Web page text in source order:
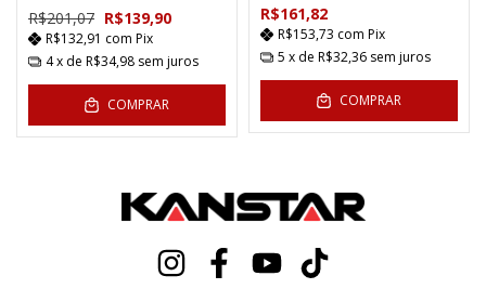
R$201,07 R$139,90
R$132,91 com Pix
4x de R$34,98 sem juros
COMPRAR
R$161,82
R$153,73 com Pix
5 x de R$32,36 sem juros
COMPRAR